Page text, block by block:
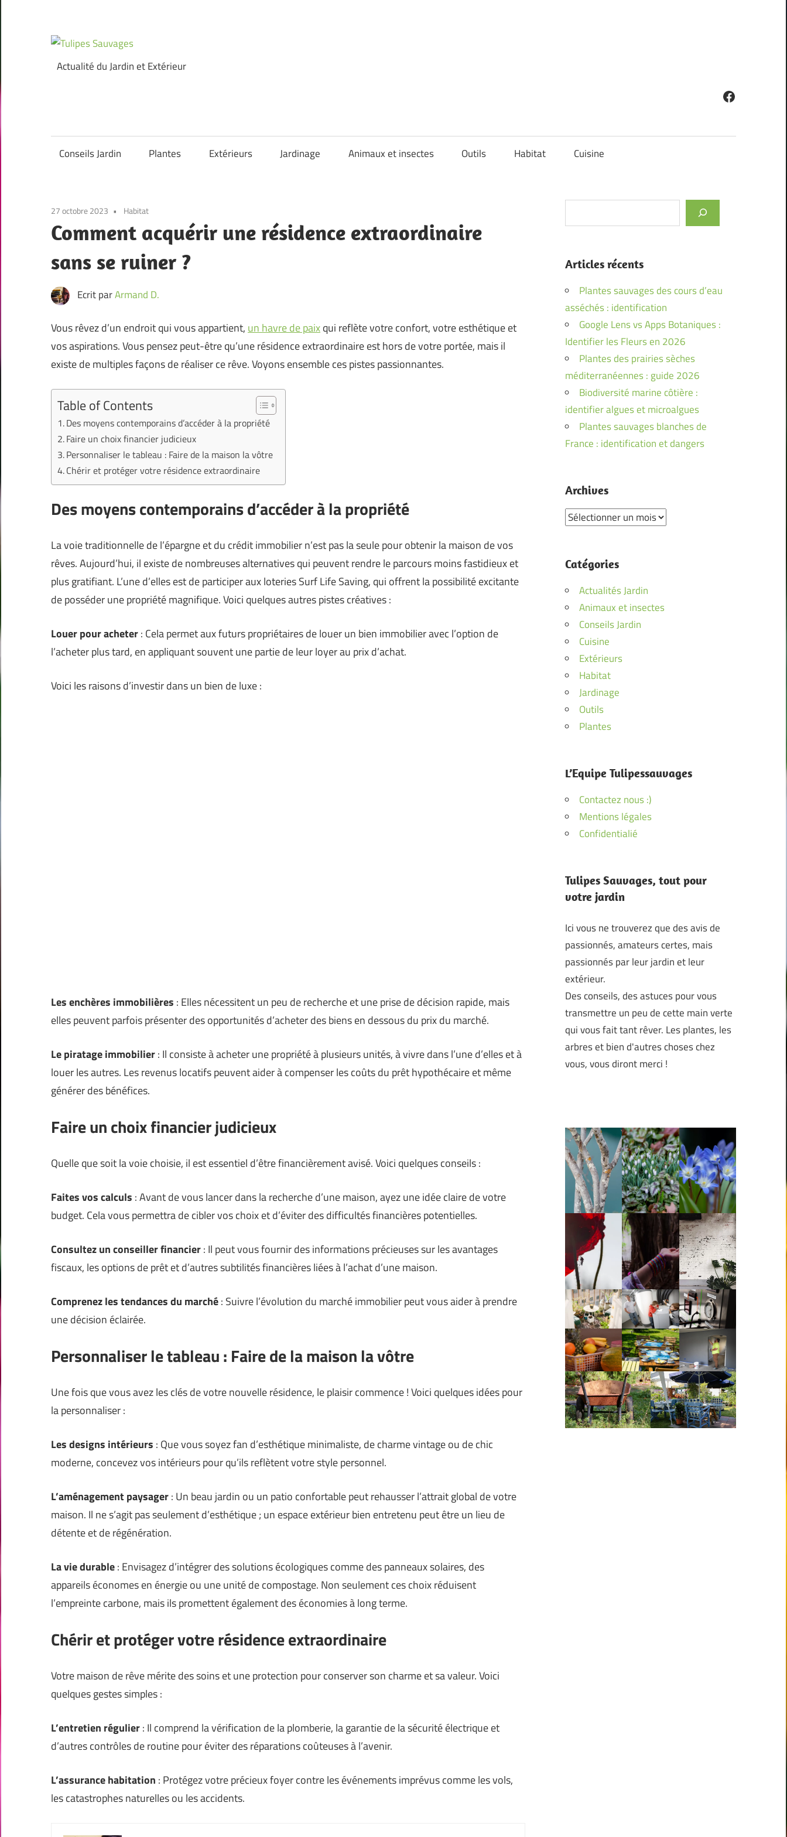
content
Actualité du Jardin et Extérieur
Facebook
Conseils Jardin Plantes Extérieurs Jardinage Animaux et insectes Outils Habitat Cuisine
27 octobre 2023 Habitat
Comment acquérir une résidence extraordinaire
sans se ruiner ?
Ecrit parArmand D.
Vous rêvez d’un endroit qui vous appartient, un havre de paixqui reflète votre confort, votre esthétique et
vos aspirations. Vous pensez peut-être qu’une résidence extraordinaire est hors de votre portée, mais il
existe de multiples façons de réaliser ce rêve. Voyons ensemble ces pistes passionnantes.
Table of Contents
Des moyens contemporains d’accéder à la propriété
Faire un choix financier judicieux
Personnaliser le tableau : Faire de la maison la vôtre
Chérir et protéger votre résidence extraordinaire
Des moyens contemporains d’accéder à la propriété
La voie traditionnelle de l’épargne et du crédit immobilier n’est pas la seule pour obtenir la maison de vos
rêves. Aujourd’hui, il existe de nombreuses alternatives qui peuvent rendre le parcours moins fastidieux et
plus gratifiant. L’une d’elles est de participer aux loteries Surf Life Saving, qui offrent la possibilité excitante
de posséder une propriété magnifique. Voici quelques autres pistes créatives :
Louer pour acheter: Cela permet aux futurs propriétaires de louer un bien immobilier avec l’option de
l’acheter plus tard, en appliquant souvent une partie de leur loyer au prix d’achat.
Voici les raisons d’investir dans un bien de luxe :
Les enchères immobilières : Elles nécessitent un peu de recherche et une prise de décision rapide, mais
elles peuvent parfois présenter des opportunités d’acheter des biens en dessous du prix du marché.
Le piratage immobilier: Il consiste à acheter une propriété à plusieurs unités, à vivre dans l’une d’elles et à
louer les autres. Les revenus locatifs peuvent aider à compenser les coûts du prêt hypothécaire et même
générer des bénéfices.
Faire un choix financier judicieux
Quelle que soit la voie choisie, il est essentiel d’être financièrement avisé. Voici quelques conseils :
Faites vos calculs : Avant de vous lancer dans la recherche d’une maison, ayez une idée claire de votre
budget. Cela vous permettra de cibler vos choix et d’éviter des difficultés financières potentielles.
Consultez un conseiller financier: Il peut vous fournir des informations précieuses sur les avantages
fiscaux, les options de prêt et d’autres subtilités financières liées à l’achat d’une maison.
Comprenez les tendances du marché: Suivre l’évolution du marché immobilier peut vous aider à prendre
une décision éclairée.
Personnaliser le tableau : Faire de la maison la vôtre
Une fois que vous avez les clés de votre nouvelle résidence, le plaisir commence ! Voici quelques idées pour
la personnaliser :
Les designs intérieurs : Que vous soyez fan d’esthétique minimaliste, de charme vintage ou de chic
moderne, concevez vos intérieurs pour qu’ils reflètent votre style personnel.
L’aménagement paysager: Un beau jardin ou un patio confortable peut rehausser l’attrait global de votre
maison. Il ne s’agit pas seulement d’esthétique ; un espace extérieur bien entretenu peut être un lieu de
détente et de régénération.
La vie durable: Envisagez d’intégrer des solutions écologiques comme des panneaux solaires, des
appareils économes en énergie ou une unité de compostage. Non seulement ces choix réduisent
l’empreinte carbone, mais ils promettent également des économies à long terme.
Chérir et protéger votre résidence extraordinaire
Votre maison de rêve mérite des soins et une protection pour conserver son charme et sa valeur. Voici
quelques gestes simples :
L’entretien régulier: Il comprend la vérification de la plomberie, la garantie de la sécurité électrique et
d’autres contrôles de routine pour éviter des réparations coûteuses à l’avenir.
L’assurance habitation : Protégez votre précieux foyer contre les événements imprévus comme les vols,
les catastrophes naturelles ou les accidents.
Articles récents
Plantes sauvages des cours d’eau
asséchés : identification
Google Lens vs Apps Botaniques :
Identifier les Fleurs en 2026
Plantes des prairies sèches
méditerranéennes : guide 2026
Biodiversité marine côtière :
identifier algues et microalgues
Plantes sauvages blanches de
France : identification et dangers
Archives
Archives
Catégories
Actualités Jardin
Animaux et insectes
Conseils Jardin
Cuisine
Extérieurs
Habitat
Jardinage
Outils
Plantes
L’Equipe Tulipessauvages
Contactez nous :)
Mentions légales
Confidentialié
Tulipes Sauvages, tout pour
votre jardin
Ici vous ne trouverez que des avis de
passionnés, amateurs certes, mais
passionnés par leur jardin et leur
extérieur.
Des conseils, des astuces pour vous
transmettre un peu de cette main verte
qui vous fait tant rêver. Les plantes, les
arbres et bien d'autres choses chez
vous, vous diront merci !